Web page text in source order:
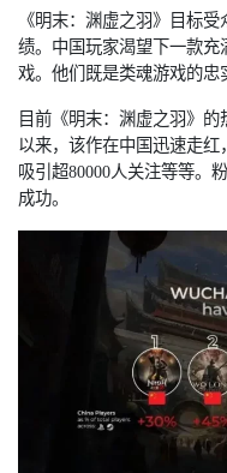
《明末：渊虚之羽》目标
绩。中国玩家渴望下一款
戏。他们既是类魂游戏的忠
目前《明末：渊虚之羽》
以来，该作在中国迅速走红
吸引超80000人关注等等。
成功。